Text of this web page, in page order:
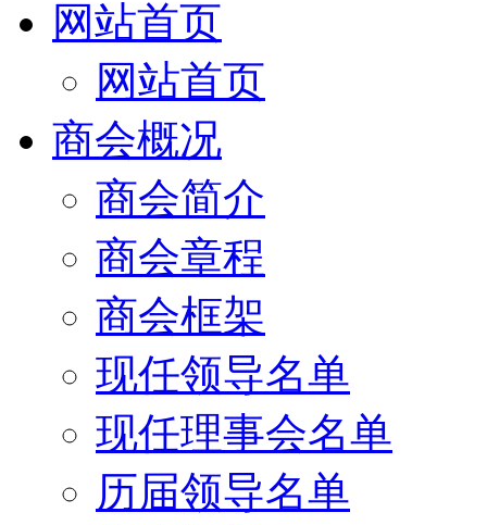
网站首页
网站首页
商会概况
商会简介
商会章程
商会框架
现任领导名单
现任理事会名单
历届领导名单